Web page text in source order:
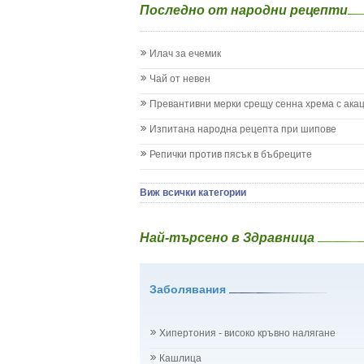
Жълтеница
Запек на бебето и детето
Кашлица при бебето и детето
Колики
Менингит
Млечница
Нощно напикаване - енуреза
Плач
Проблеми с очите на бебето и детето
Рубеола
Температура - висока
Последно от народни рецепти
Илач за ечемик
Чай от невен
Превантивни мерки срещу сенна хрема с
Изпитана народна рецепта при шипове
Репички против пясък в бъбреците
Виж всички категории
Най-търсено в Здравница
Заболявания
Хипертония - високо кръвно налягане
Кашлица